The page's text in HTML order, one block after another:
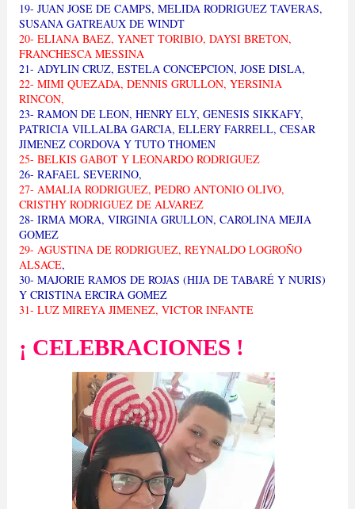
19- JUAN JOSE DE CAMPS, MELIDA RODRIGUEZ TAVERAS,
SUSANA GATREAUX DE WINDT
20- ELIANA BAEZ, YANET TORIBIO, DAYSI BRETON,
FRANCHESCA MESSINA
21- ADYLIN CRUZ, ESTELA CONCEPCION, JOSE DISLA,
22- MIMI QUEZADA, DENNIS GRULLON, YERSINIA
RINCON,
23- RAMON DE LEON, HENRY ELY, GENESIS SIKKAFY,
PATRICIA VILLALBA GARCIA, ELLERY FARRELL, CESAR
JIMENEZ CORDOVA Y TUTO THOMEN
25- BELKIS GABOT Y LEONARDO RODRIGUEZ
26- RAFAEL SEVERINO,
27- AMALIA RODRIGUEZ, PEDRO ANTONIO OLIVO,
CRISTHY RODRIGUEZ DE ALVAREZ
28- IRMA MORA, VIRGINIA GRULLON, CAROLINA MEJIA
GOMEZ
29- AGUSTINA DE RODRIGUEZ, REYNALDO LOGROÑO
ALSACE,
30- MAJORIE RAMOS DE ROJAS (HIJA DE TABARÉ Y NURIS)
Y CRISTINA ERCIRA GOMEZ
31- LUZ MIREYA JIMENEZ, VICTOR INFANTE
¡ CELEBRACIONES !